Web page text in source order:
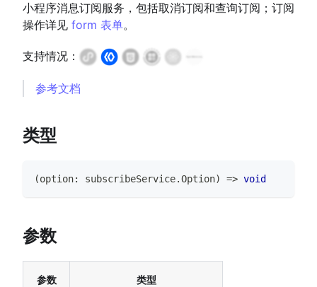
小程序消息订阅服务，包括取消订阅和查询订阅；订阅
操作详见 form 表单。
支持情况：
参考文档
类型
(option: subscribeService.Option) => void
参数
参数 类型